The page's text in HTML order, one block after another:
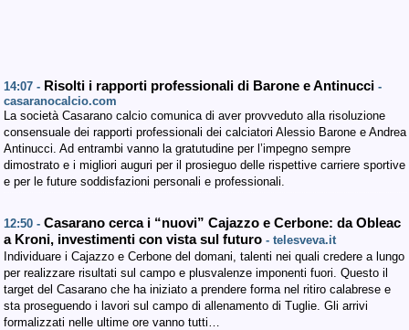
14:07 - Risolti i rapporti professionali di Barone e Antinucci -
casaranocalcio.com
La società Casarano calcio comunica di aver provveduto alla risoluzione
consensuale dei rapporti professionali dei calciatori Alessio Barone e Andrea
Antinucci. Ad entrambi vanno la gratutudine per l’impegno sempre
dimostrato e i migliori auguri per il prosieguo delle rispettive carriere sportive
e per le future soddisfazioni personali e professionali.
12:50 - Casarano cerca i “nuovi” Cajazzo e Cerbone: da Obleac
a Kroni, investimenti con vista sul futuro - telesveva.it
Individuare i Cajazzo e Cerbone del domani, talenti nei quali credere a lungo
per realizzare risultati sul campo e plusvalenze imponenti fuori. Questo il
target del Casarano che ha iniziato a prendere forma nel ritiro calabrese e
sta proseguendo i lavori sul campo di allenamento di Tuglie. Gli arrivi
formalizzati nelle ultime ore vanno tutti…